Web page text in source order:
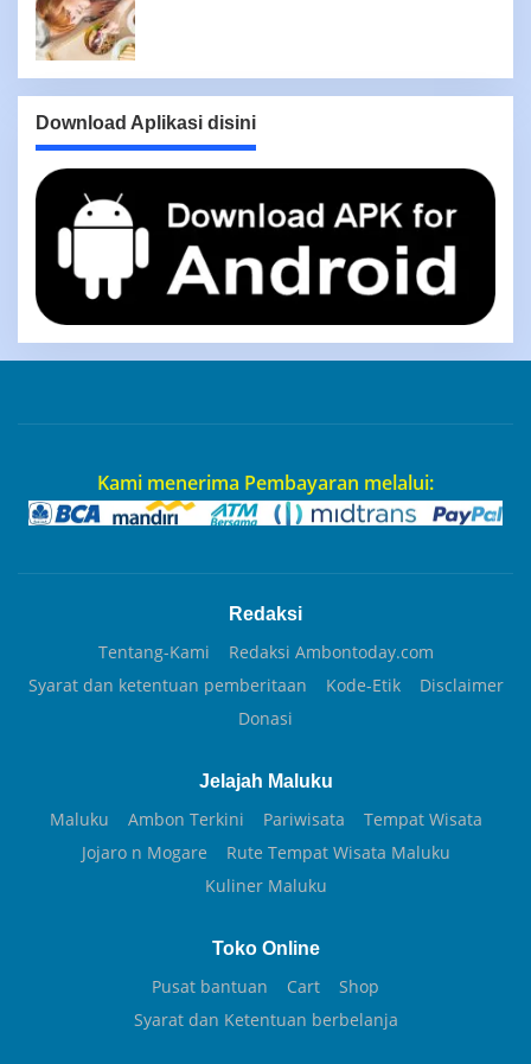
Download Aplikasi disini
Kami menerima Pembayaran melalui:
Redaksi
Tentang-Kami
Redaksi Ambontoday.com
Syarat dan ketentuan pemberitaan
Kode-Etik
Disclaimer
Donasi
Jelajah Maluku
Maluku Ambon Terkini Pariwisata
Tempat Wisata
Jojaro n Mogare
Rute Tempat Wisata Maluku
Kuliner Maluku
Toko Online
Pusat bantuan Cart
Shop
Syarat dan Ketentuan berbelanja